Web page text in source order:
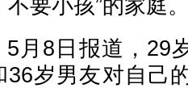
不要小孩”的家庭
月8日报道，29
36岁男友对自己